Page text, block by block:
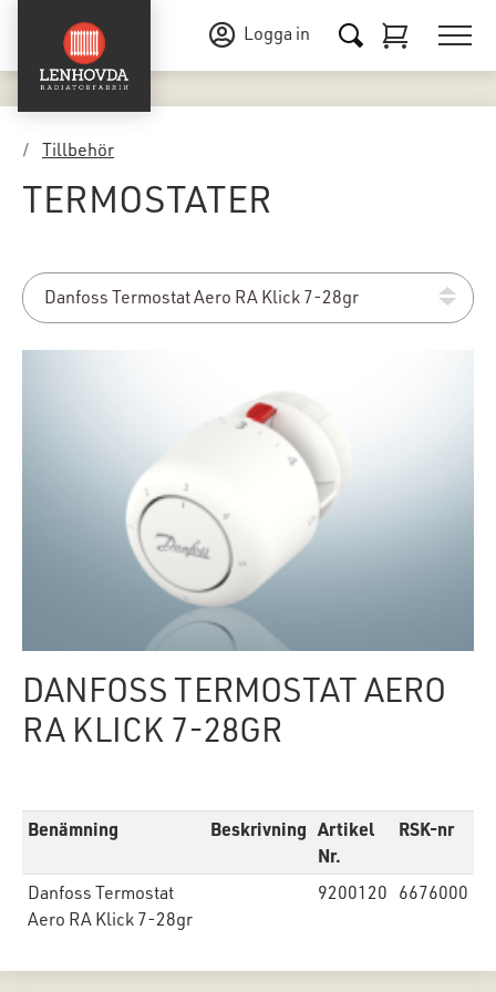
Logga in
Tillbehör
TERMOSTATER
Danfoss Termostat Aero RA Klick 7-28gr
DANFOSS TERMOSTAT AERO
RA KLICK 7-28GR
Benämning Beskrivning Artikel
Nr.
RSK-nr
Danfoss Termostat
Aero RA Klick 7-28gr
9200120 6676000